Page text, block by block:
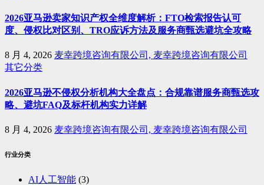
2026亚马逊卖家知识产权全维度解析：FTO检索报告认可
度、侵权比对区别、TRO应诉方法及服务商甄选避坑全攻略
8 月 4, 2026 麦幸跨境咨询有限公司, 麦幸跨境咨询有限公司
其它分类
2026亚马逊不侵权分析机构大全盘点：合规靠谱服务商甄选攻
略、避坑FAQ及标杆机构实力详解
8 月 4, 2026 麦幸跨境咨询有限公司, 麦幸跨境咨询有限公司
行业分类
AI人工智能 (3)